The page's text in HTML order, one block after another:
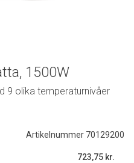
Artikelnummer 70129200
723,75 kr.
1500W
9 olika temperaturnivåer